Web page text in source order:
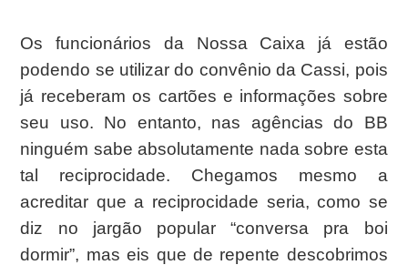
Os funcionários da Nossa Caixa já estão
podendo se utilizar do convênio da Cassi, pois
já receberam os cartões e informações sobre
seu uso. No entanto, nas agências do BB
ninguém sabe absolutamente nada sobre esta
tal reciprocidade. Chegamos mesmo a
acreditar que a reciprocidade seria, como se
diz no jargão popular “conversa pra boi
dormir”, mas eis que de repente descobrimos